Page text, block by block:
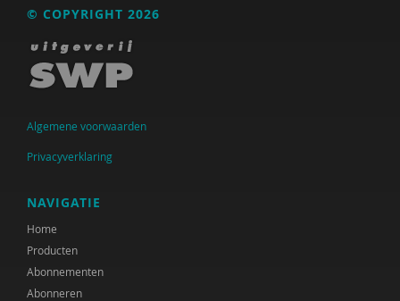
© COPYRIGHT 2026
Algemene voorwaarden
Privacyverklaring
NAVIGATIE
Home
Producten
Abonnementen
Abonneren